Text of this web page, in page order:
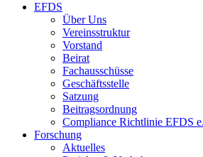
EFDS
Über Uns
Vereinsstruktur
Vorstand
Beirat
Fachausschüsse
Geschäftsstelle
Satzung
Beitragsordnung
Compliance Richtlinie EFDS
Forschung
Aktuelles